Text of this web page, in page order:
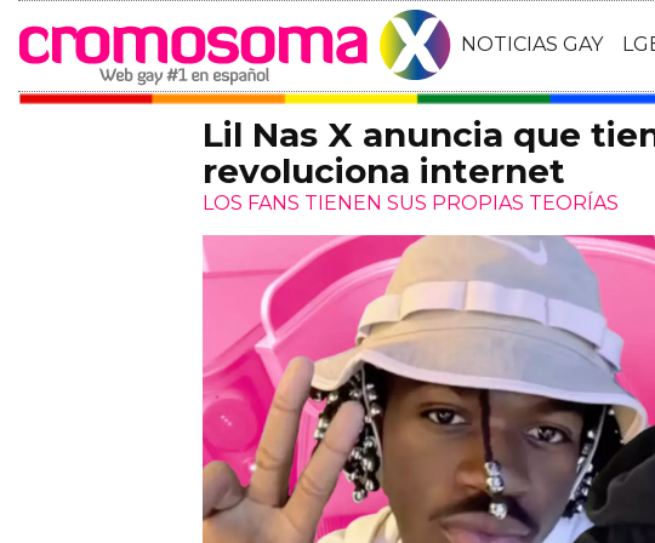
NOTICIAS GAY
Lil Nas X anuncia que
revoluciona internet
LOS FANS TIENEN SUS PROPIAS TEORÍAS